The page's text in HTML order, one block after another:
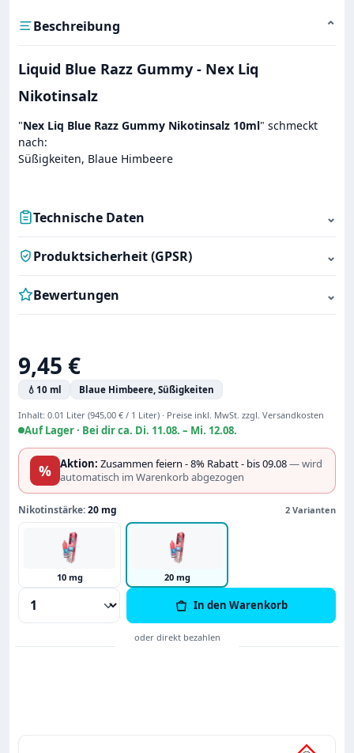
Beschreibung ⌄
Liquid Blue Razz Gummy - Nex Liq
Nikotinsalz
"Nex Liq Blue Razz Gummy Nikotinsalz 10ml" schmeckt
nach:
Süßigkeiten, Blaue Himbeere
Technische Daten ⌄
Produktsicherheit (GPSR) ⌄
Bewertungen ⌄
Regulärer Preis:
9,45 €
💧 10 ml Blaue Himbeere, Süßigkeiten
Inhalt: 0.01 Liter (945,00 € / 1 Liter) · Preise inkl. MwSt. zzgl. Versandkosten
Auf Lager · Bei dir ca. Di. 11.08. – Mi. 12.08.
% Aktion: Zusammen feiern - 8% Rabatt - bis 09.08— wird
automatisch im Warenkorb abgezogen
Nikotinstärke:20 mg 2 Varianten
10 mg 20 mg
Produkt Anzahl: Gib den gewünschten
In den Warenkorb